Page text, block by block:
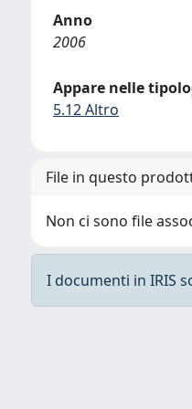
Anno
2006
Appare nelle
5.12 Altro
File in questo
Non ci sono file
I documenti in IRIS